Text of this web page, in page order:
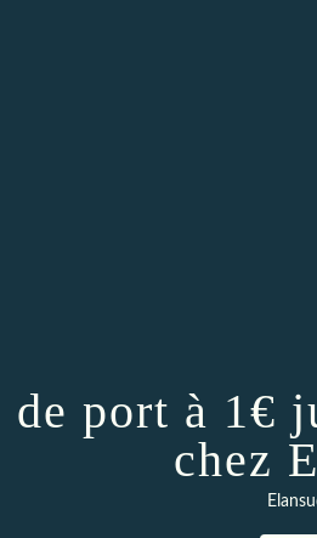
de port à 1€
chez